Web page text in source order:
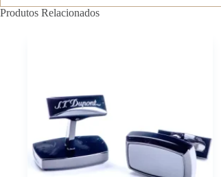
Produtos Relacionados